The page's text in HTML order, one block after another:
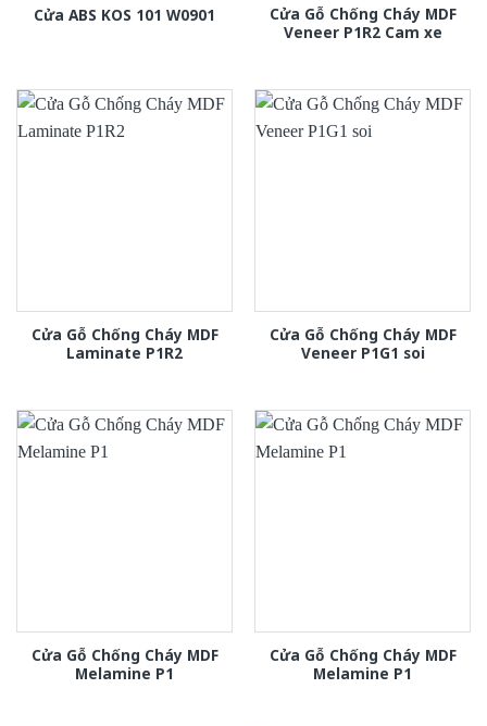
Cửa ABS KOS 101 W0901
Cửa Gỗ Chống Cháy MDF
Veneer P1R2 Cam xe
Cửa Gỗ Chống Cháy MDF
Laminate P1R2
Cửa Gỗ Chống Cháy MDF
Veneer P1G1 soi
Cửa Gỗ Chống Cháy MDF
Melamine P1
Cửa Gỗ Chống Cháy MDF
Melamine P1